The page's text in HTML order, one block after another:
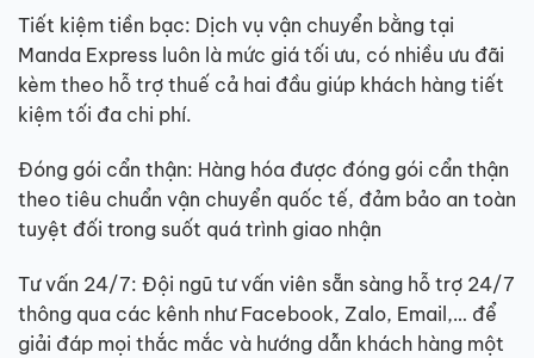
Tiết kiệm tiền bạc: Dịch vụ vận chuyển bằng tại
Manda Express luôn là mức giá tối ưu, có nhiều ưu đãi
kèm theo hỗ trợ thuế cả hai đầu giúp khách hàng tiết
kiệm tối đa chi phí.
Đóng gói cẩn thận: Hàng hóa được đóng gói cẩn thận
theo tiêu chuẩn vận chuyển quốc tế, đảm bảo an toàn
tuyệt đối trong suốt quá trình giao nhận
Tư vấn 24/7: Đội ngũ tư vấn viên sẵn sàng hỗ trợ 24/7
thông qua các kênh như Facebook, Zalo, Email,… để
giải đáp mọi thắc mắc và hướng dẫn khách hàng một